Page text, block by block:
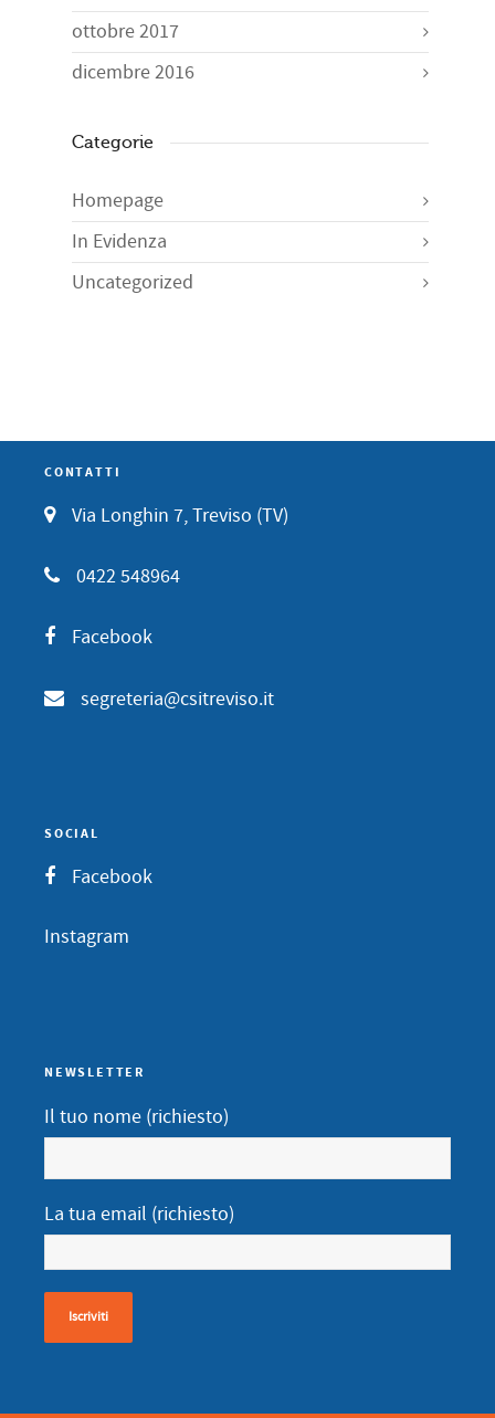
ottobre 2017
dicembre 2016
Categorie
Homepage
In Evidenza
Uncategorized
CONTATTI
Via Longhin 7, Treviso (TV)
0422 548964
Facebook
segreteria@csitreviso.it
SOCIAL
Facebook
Instagram
NEWSLETTER
Il tuo nome (richiesto)
La tua email (richiesto)